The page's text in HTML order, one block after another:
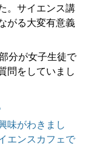
。サイエンス講
がる大変有意義
分が女子生徒で
問をしていまし
味がわきまし
エンスカフェで